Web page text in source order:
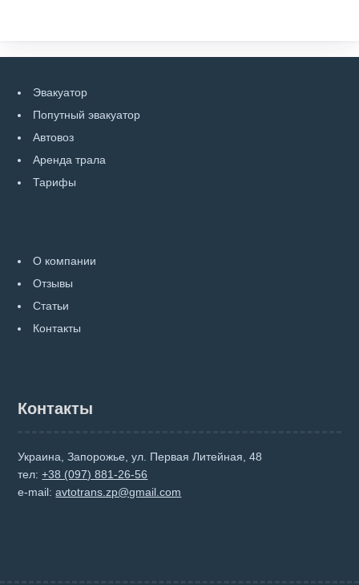
Эвакуатор
Попутный эвакуатор
Автовоз
Аренда трала
Тарифы
О компании
Отзывы
Статьи
Контакты
Контакты
Украина, Запорожье, ул. Первая Литейная, 48
тел:+38 (097) 881-26-56
e-mail:avtotrans.zp@gmail.com